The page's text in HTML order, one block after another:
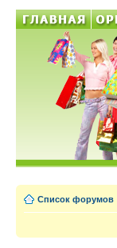
Список форумов